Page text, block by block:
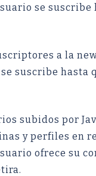
se suscribe
a la
suscribe hasta
subidos por
y perfiles en
ofrece su